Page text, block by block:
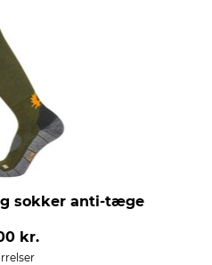
sokker anti-tæge
kr.